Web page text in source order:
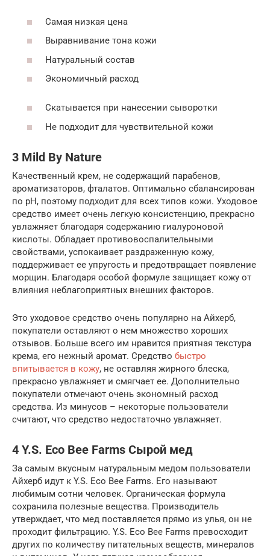
Самая низкая цена
Выравнивание тона кожи
Натуральный состав
Экономичный расход
Скатывается при нанесении сыворотки
Не подходит для чувствительной кожи
3 Mild By Nature
Качественный крем, не содержащий парабенов,
ароматизаторов, фталатов. Оптимально сбалансирован
по рН, поэтому подходит для всех типов кожи. Уходовое
средство имеет очень легкую консистенцию, прекрасно
увлажняет благодаря содержанию гиалуроновой
кислоты. Обладает противовоспалительными
свойствами, успокаивает раздраженную кожу,
поддерживает ее упругость и предотвращает появление
морщин. Благодаря особой формуле защищает кожу от
влияния неблагоприятных внешних факторов.
Это уходовое средство очень популярно на Айхерб,
покупатели оставляют о нем множество хороших
отзывов. Больше всего им нравится приятная текстура
крема, его нежный аромат. Средство быстро
впитывается в кожу, не оставляя жирного блеска,
прекрасно увлажняет и смягчает ее. Дополнительно
покупатели отмечают очень экономный расход
средства. Из минусов – некоторые пользователи
считают, что средство недостаточно увлажняет.
4 Y.S. Eco Bee Farms Сырой мед
За самым вкусным натуральным медом пользователи
Айхерб идут к Y.S. Eco Bee Farms. Его называют
любимым сотни человек. Органическая формула
сохранила полезные вещества. Производитель
утверждает, что мед поставляется прямо из улья, он не
проходит фильтрацию. Y.S. Eco Bee Farms превосходит
других по количеству питательных веществ, минералов